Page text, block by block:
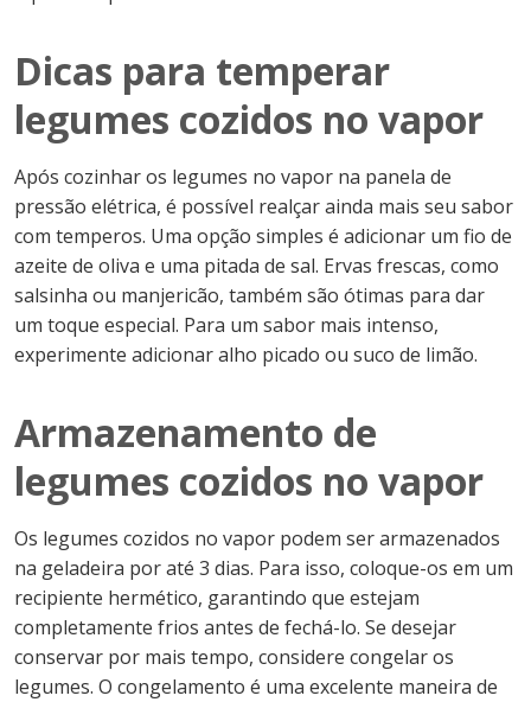
Dicas para temperar
legumes cozidos no vapor
Após cozinhar os legumes no vapor na panela de
pressão elétrica, é possível realçar ainda mais seu sabor
com temperos. Uma opção simples é adicionar um fio de
azeite de oliva e uma pitada de sal. Ervas frescas, como
salsinha ou manjericão, também são ótimas para dar
um toque especial. Para um sabor mais intenso,
experimente adicionar alho picado ou suco de limão.
Armazenamento de
legumes cozidos no vapor
Os legumes cozidos no vapor podem ser armazenados
na geladeira por até 3 dias. Para isso, coloque-os em um
recipiente hermético, garantindo que estejam
completamente frios antes de fechá-lo. Se desejar
conservar por mais tempo, considere congelar os
legumes. O congelamento é uma excelente maneira de